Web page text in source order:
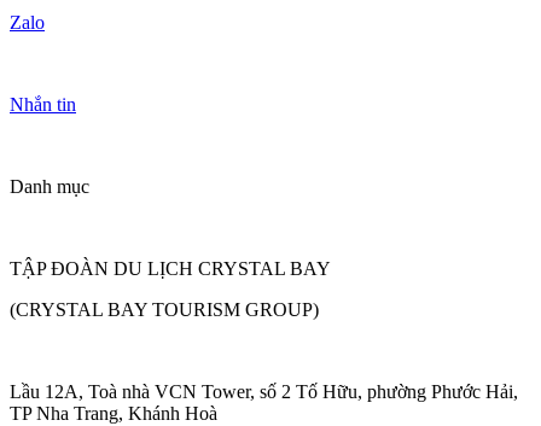
Zalo
Nhắn tin
Danh mục
TẬP ĐOÀN DU LỊCH CRYSTAL BAY
(CRYSTAL BAY TOURISM GROUP)
Lầu 12A, Toà nhà VCN Tower, số 2 Tố Hữu, phường Phước Hải,
TP Nha Trang, Khánh Hoà